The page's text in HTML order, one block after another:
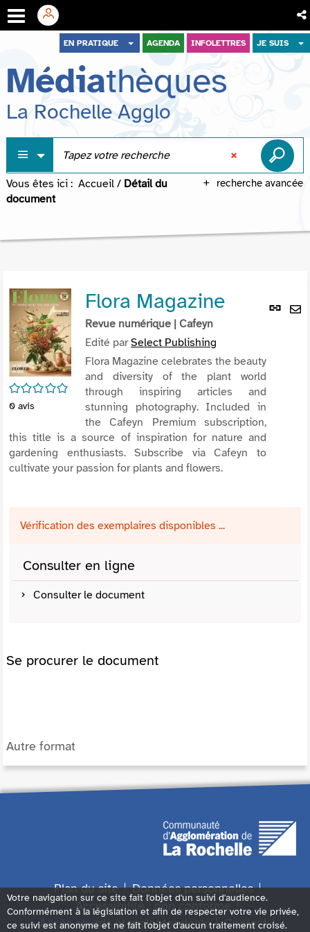
menu
contenu
recherche
EN PRATIQUE AGENDA INFOLETTRES JE SUIS
Médiathèques
La Rochelle Agglo
recherche avancée
Vous êtes ici : Accueil / Détail du
document
Lien
/5
0 avis
Flora Magazine
Revue numérique | Cafeyn
Edité parSelect Publishing
Flora Magazine celebrates the beauty
and diversity of the plant world
through inspiring articles and
stunning photography. Included in
the Cafeyn Premium subscription,
this title is a source of inspiration for nature and
gardening enthusiasts. Subscribe via Cafeyn to
cultivate your passion for plants and flowers.
Vérification des exemplaires disponibles ...
Consulter en ligne
Consulter le document
Se procurer le document
Autre format
Plan du site
Données personnelles
Accessibilité : non conforme
Accès sourds et malentendants
Contact
Votre navigation sur ce site fait l'objet d'un suivi d'audience.
Conformément à la législation et afin de respecter votre vie privée,
ce suivi est anonyme et ne fait l'objet d'aucun traitement croisé.